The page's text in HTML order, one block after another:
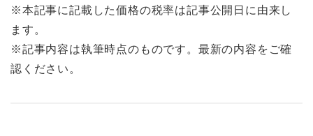
※本記事に記載した価格の税率は記事公開日に由来し
ます。
※記事内容は執筆時点のものです。最新の内容をご確
認ください。